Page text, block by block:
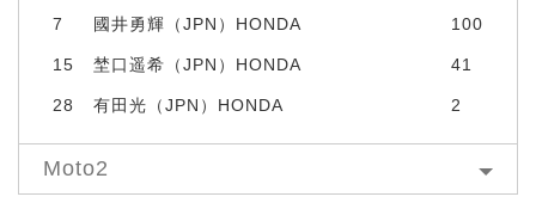
7 國井勇輝（JPN）HONDA 100
15 埜口遥希（JPN）HONDA 41
28 有田光（JPN）HONDA 2
Moto2